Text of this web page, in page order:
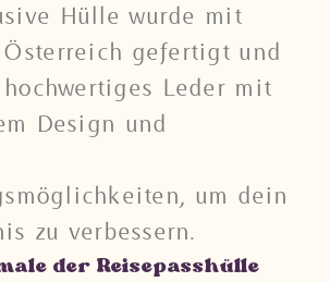
Hülle wurde mit
gefertigt und
Leder mit
Design und
um dein
zu verbessern.
der Reisepasshülle